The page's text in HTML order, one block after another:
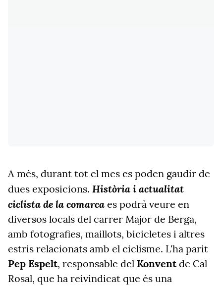
A més, durant tot el mes es poden gaudir de
dues exposicions. Història i actualitat
ciclista de la comarca es podrà veure en
diversos locals del carrer Major de Berga,
amb fotografies, maillots, bicicletes i altres
estris relacionats amb el ciclisme. L'ha parit
Pep Espelt, responsable del Konventde Cal
Rosal, que ha reivindicat que és una